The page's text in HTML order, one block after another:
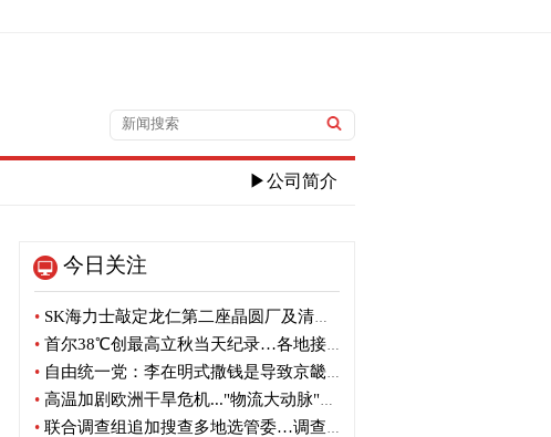
▶公司简介
今日关注
• SK海力士敲定龙仁第二座晶圆厂及清州M17投资
• 首尔38℃创最高立秋当天纪录…各地接连刷新高温纪录
• 自由统一党：李在明式撒钱是导致京畿道财政破产的罪魁祸首
• 高温加剧欧洲干旱危机..."物流大动脉"莱茵河水位创历史新低
• 联合调查组追加搜查多地选管委…调查“篡改统计数据”事件